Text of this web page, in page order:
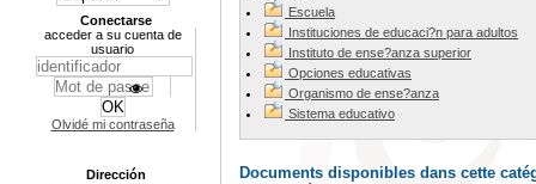
Escuela
Instituciones de educaci?n para adultos
Instituto de ense?anza superior
Opciones educativas
Organismo de ense?anza
Sistema educativo
Documents disponibles dans cette
Conectarse
acceder a su cuenta de
usuario
Olvidé mi contraseña
Dirección